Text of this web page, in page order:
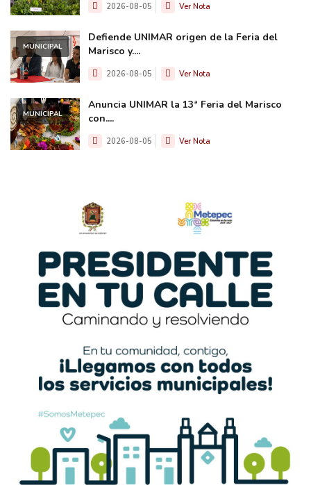
2026-08-05 Ver Nota
MUNICIPAL
Defiende UNIMAR origen de la Feria del
Marisco y....
2026-08-05 Ver Nota
MUNICIPAL
Anuncia UNIMAR la 13ª Feria del Marisco
con....
2026-08-05 Ver Nota